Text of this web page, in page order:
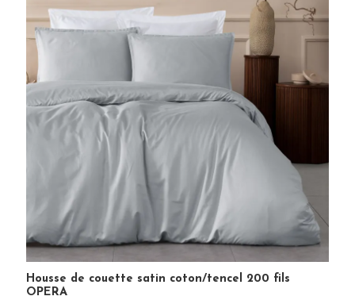
Housse de couette satin coton/tencel 200 fils
OPERA
BÉNÉFICIEZ DE 10% DE
PROCHAINE COMMANDE EN VOUS
INSCRIVANT À LA NEWSLETTER
SENSEI MAISON
×